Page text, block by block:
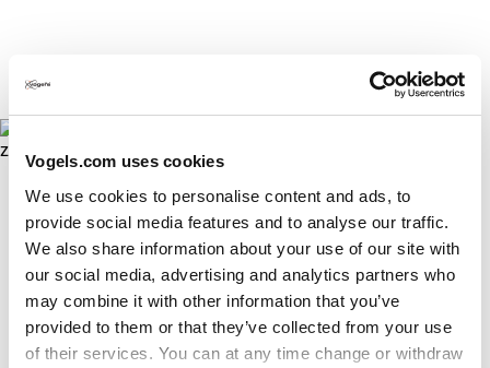
Vogels.com uses cookies
We use cookies to personalise content and ads, to
provide social media features and to analyse our traffic.
We also share information about your use of our site with
our social media, advertising and analytics partners who
may combine it with other information that you’ve
provided to them or that they’ve collected from your use
of their services. You can at any time change or withdraw